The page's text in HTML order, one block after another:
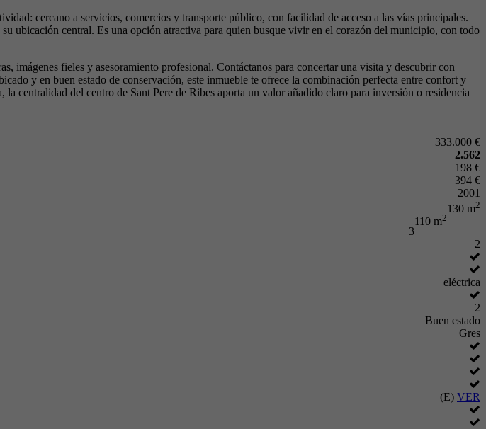
cercano a servicios, comercios y transporte público, con facilidad de acceso a las vías principales.
ubicación central. Es una opción atractiva para quien busque vivir en el corazón del municipio, con todo
imágenes fieles y asesoramiento profesional. Contáctanos para concertar una visita y descubrir con
y en buen estado de conservación, este inmueble te ofrece la combinación perfecta entre confort y
centralidad del centro de Sant Pere de Ribes aporta un valor añadido claro para inversión o residencia
333.000 €
2.562
198 €
394 €
2001
130 m2
110 m2
3
2
eléctrica
2
Buen estado
Gres
(E) VER